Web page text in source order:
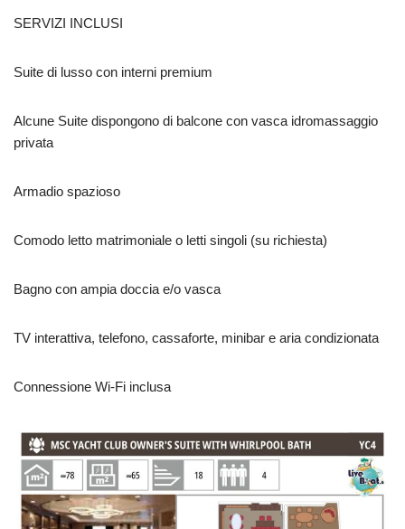
SERVIZI INCLUSI
Suite di lusso con interni premium
Alcune Suite dispongono di balcone con vasca idromassaggio
privata
Armadio spazioso
Comodo letto matrimoniale o letti singoli (su richiesta)
Bagno con ampia doccia e/o vasca
TV interattiva, telefono, cassaforte, minibar e aria condizionata
Connessione Wi-Fi inclusa